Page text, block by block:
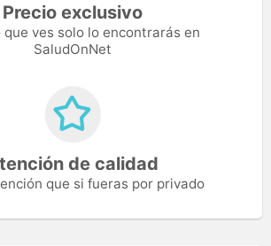
Precio exclusivo
que ves solo lo encontrarás en
SaludOnNet
de calidad
que si fueras por privado